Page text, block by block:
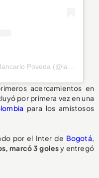
Una publicación compartida de Iancarlo Poveda (@iancarlo_10)
acercamientos en
por primera vez en una
para los amistosos
por el Inter de Bogotá,
marcó 3 golesy entregó